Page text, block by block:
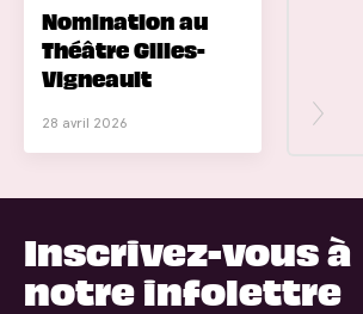
Nomination au
Théâtre Gilles-
Vigneault
28 avril 2026
Inscrivez-vous à
notre infolettre